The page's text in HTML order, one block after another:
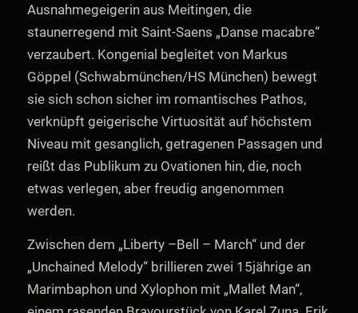
Ausnahmegeigerin aus Meitingen, die
staunerregend mit Saint-Saens „Danse macabre“
verzaubert. Kongenial begleitet von Markus
Göppel (Schwabmünchen/HS München) bewegt
sie sich schon sicher im romantisches Pathos,
verknüpft geigerische Virtuosität auf höchstem
Niveau mit gesanglich, getragenen Passagen und
reißt das Publikum zu Ovationen hin, die, noch
etwas verlegen, aber freudig angenommen
werden.
Zwischen dem „Liberty –Bell – March“ und der
„Unchained Melody“ brillieren zwei 15jährige an
Marimbaphon und Xylophon mit „Mallet Man“,